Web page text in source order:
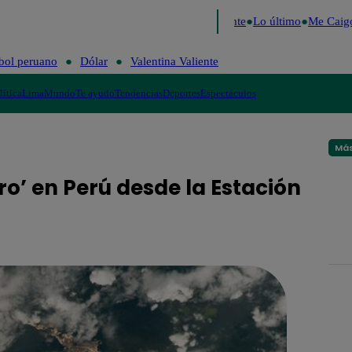
Valentina Valiente Lo último Me
peruano Dólar Valentina Valiente
LimaMundoTe ayudoTendenciasDeportesEspectáculos
en Perú desde la Estación